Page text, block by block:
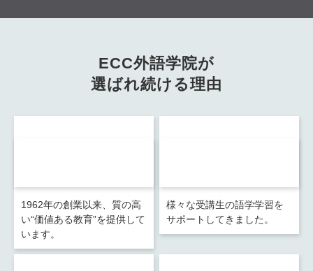
ECC外語学院が
選ばれ続ける理由
1962年の創業以来、質の高
い“価値ある教育”を提供して
います。
様々な受講生の語学学習を
サポートしてきました。